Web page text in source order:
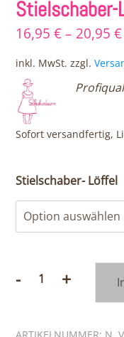
Stielschaber-
16,95 €– 20,95 €
inkl. MwSt. zzgl.
Sofort versandfertig,
Stielschaber- Löffel
-
Stielschaber-
+
ARTIKELNUMMER: N.